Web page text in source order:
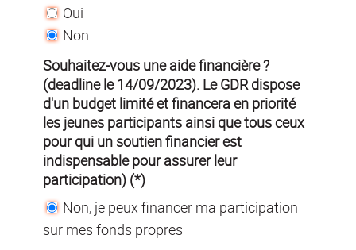
Oui
Non
Souhaitez-vous une aide financière ?
(deadline le 14/09/2023). Le GDR dispose
d'un budget limité et financera en priorité
les jeunes participants ainsi que tous ceux
pour qui un soutien financier est
indispensable pour assurer leur
participation) (*)
Non, je peux financer ma participation
sur mes fonds propres